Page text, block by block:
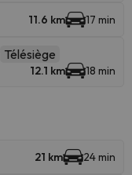
11.6 km 17 min
Télésiège
12.1 km 18 min
21 km 24 min